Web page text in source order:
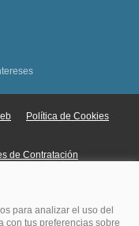
Política de Cookies
de Contratación